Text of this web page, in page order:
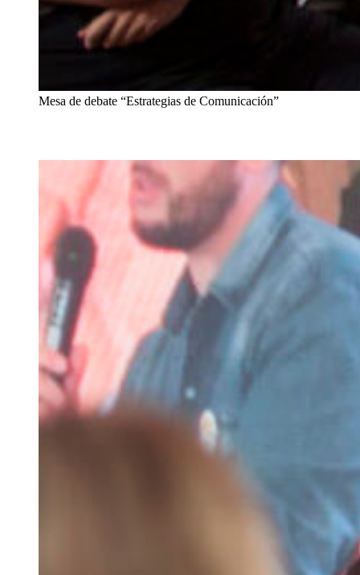
Mesa de debate “Estrategias de Comunicación”